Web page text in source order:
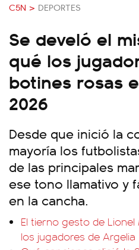
C5N > DEPORTES
Se develó el
qué los
botines rosas
2026
Desde que inició la
mayoría los
de las principales
ese tono llamativo y
en la cancha.
El tierno gesto de
los jugadores de Argelia